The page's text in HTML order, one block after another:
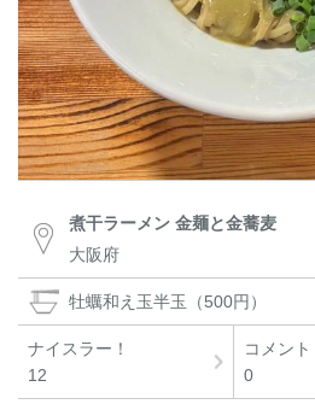
煮干ラーメン 金麺と金蕎麦
大阪府
牡蠣和え玉半玉（500円）
ナイスラー！
12
コメント
0